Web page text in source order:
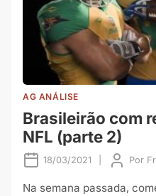
AG ANÁLISE
Brasileirão com
NFL (parte 2)
18/03/2021 Por
Na semana passada,